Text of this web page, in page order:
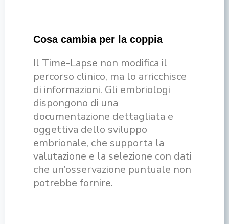
Cosa cambia per la coppia
Il Time-Lapse non modifica il
percorso clinico, ma lo arricchisce
di informazioni. Gli embriologi
dispongono di una
documentazione dettagliata e
oggettiva dello sviluppo
embrionale, che supporta la
valutazione e la selezione con dati
che un’osservazione puntuale non
potrebbe fornire.